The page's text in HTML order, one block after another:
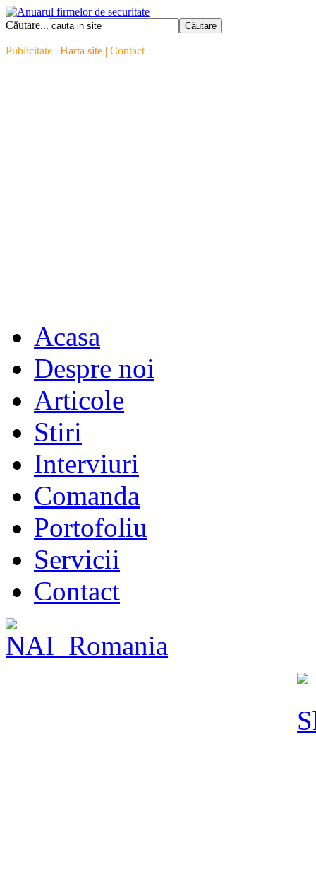
Căutare...
Publicitate | Harta site | Contact
Acasa
Despre noi
Articole
Stiri
Interviuri
Comanda
Portofoliu
Servicii
Contact